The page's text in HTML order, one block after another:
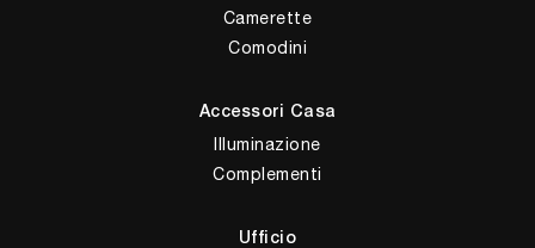
Camerette
Comodini
Accessori Casa
Illuminazione
Complementi
Ufficio